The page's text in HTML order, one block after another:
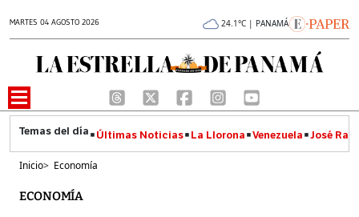
MARTES 04 AGOSTO 2026 24.1°C | PANAMÁ
Últimas Noticias La Llorona Venezuela José
Inicio> Economía
ECONOMÍA